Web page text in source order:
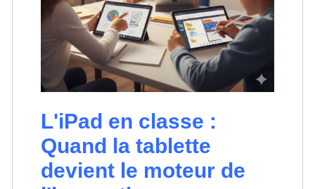
L'iPad en classe :
Quand la tablette
devient le moteur de